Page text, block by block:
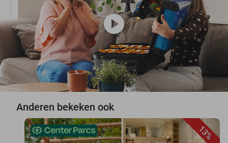
play_circle
Anderen bekeken ook
13%